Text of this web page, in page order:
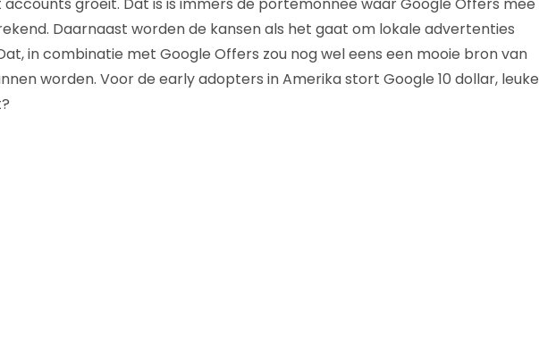
Daarnaast worden de kansen als het gaat om lokale advertenties
in combinatie met Google Offers zou nog wel eens een mooie bron van
worden. Voor de early adopters in Amerika stort Google 10 dollar, leuke